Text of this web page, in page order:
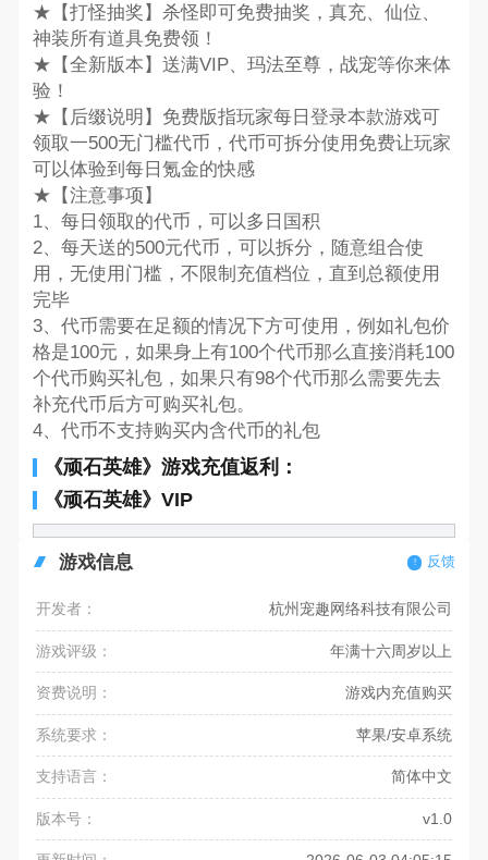
★【打怪抽奖】杀怪即可免费抽奖，真充、仙位、
神装所有道具免费领！
★【全新版本】送满VIP、玛法至尊，战宠等你来体
验！
★【后缀说明】免费版指玩家每日登录本款游戏可
领取一500无门槛代币，代币可拆分使用免费让玩家
可以体验到每日氪金的快感
★【注意事项】
1、每日领取的代币，可以多日国积
2、每天送的500元代币，可以拆分，随意组合使
用，无使用门槛，不限制充值档位，直到总额使用
完毕
3、代币需要在足额的情况下方可使用，例如礼包价
格是100元，如果身上有100个代币那么直接消耗100
个代币购买礼包，如果只有98个代币那么需要先去
补充代币后方可购买礼包。
4、代币不支持购买内含代币的礼包
《顽石英雄》游戏充值返利：
《顽石英雄》VIP
游戏信息 反馈
开发者： 杭州宠趣网络科技有限公司
游戏评级： 年满十六周岁以上
资费说明： 游戏内充值购买
系统要求： 苹果/安卓系统
支持语言： 简体中文
版本号： v1.0